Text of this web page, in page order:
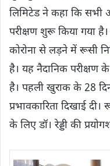
लिमिटेड ने कहा कि सभी
परीक्षण शुरू किया गया
कोरोना से लड़ने में रूसी
है। यह नैदानिक ​​परीक्षण
है। पहली खुराक के 28
प्रभावकारिता दिखाई
के लिए डॉ। रेड्डी की